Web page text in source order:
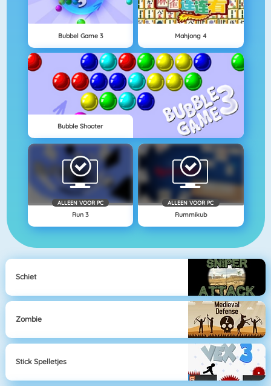
Bubbel Game 3 Mahjong 4
Bubble Shooter
ALLEEN VOOR PC
Run 3
ALLEEN VOOR PC
Rummikub
Schiet
Zombie
Stick Spelletjes